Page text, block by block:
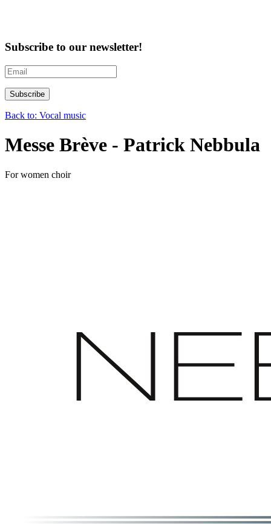
Subscribe to our newsletter!
Back to: Vocal music
Messe Brève - Patrick Nebbula
For women choir